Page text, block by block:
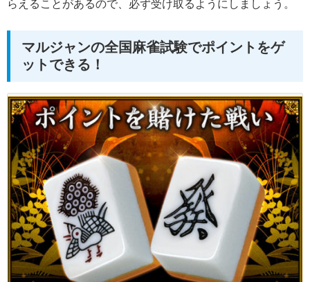
らえることがあるので、必ず受け取るようにしましょう。
マルジャンの全国麻雀試験でポイントをゲ
ットできる！